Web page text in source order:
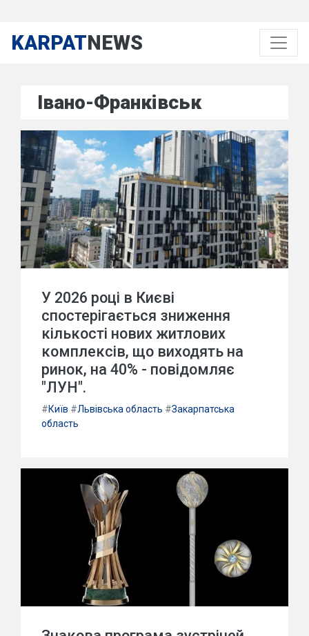
KARPATNEWS
Івано-Франківськ
У 2026 році в Києві
спостерігається зниження
кількості нових житлових
комплексів, що виходять на
ринок, на 40% - повідомляє
"ЛУН".
#Київ #Львівська область #Закарпатська
область